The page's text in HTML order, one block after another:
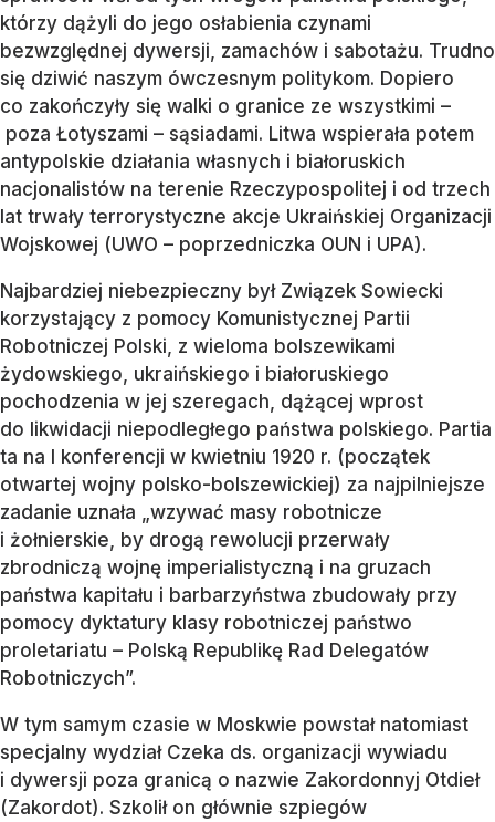
którzy dążyli do jego osłabienia czynami
bezwzględnej dywersji, zamachów i sabotażu. Trudno
się dziwić naszym ówczesnym politykom. Dopiero
co zakończyły się walki o granice ze wszystkimi –
poza Łotyszami – sąsiadami. Litwa wspierała potem
antypolskie działania własnych i białoruskich
nacjonalistów na terenie Rzeczypospolitej i od trzech
lat trwały terrorystyczne akcje Ukraińskiej Organizacji
Wojskowej (UWO – poprzedniczka OUN i UPA).
Najbardziej niebezpieczny był Związek Sowiecki
korzystający z pomocy Komunistycznej Partii
Robotniczej Polski, z wieloma bolszewikami
żydowskiego, ukraińskiego i białoruskiego
pochodzenia w jej szeregach, dążącej wprost
do likwidacji niepodległego państwa polskiego. Partia
ta na I konferencji w kwietniu 1920 r. (początek
otwartej wojny polsko-bolszewickiej) za najpilniejsze
zadanie uznała „wzywać masy robotnicze
i żołnierskie, by drogą rewolucji przerwały
zbrodniczą wojnę imperialistyczną i na gruzach
państwa kapitału i barbarzyństwa zbudowały przy
pomocy dyktatury klasy robotniczej państwo
proletariatu – Polską Republikę Rad Delegatów
Robotniczych”.
W tym samym czasie w Moskwie powstał natomiast
specjalny wydział Czeka ds. organizacji wywiadu
i dywersji poza granicą o nazwie Zakordonnyj Otdieł
(Zakordot). Szkolił on głównie szpiegów